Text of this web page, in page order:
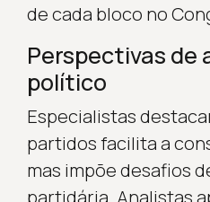
de cada bloco no
Perspectivas de
político
Especialistas
partidos facilita a
mas impõe desafios
partidária. Analistas